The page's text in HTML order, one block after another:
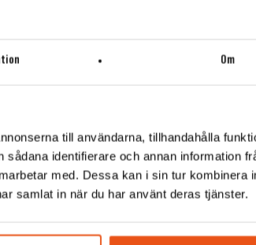
Om
till användarna, tillhandahålla
identifierare och annan information
med. Dessa kan i sin tur kombinera
samlat in när du har använt deras tjänster.
för slutanvändaren. Och såklart att
för att lyckas.